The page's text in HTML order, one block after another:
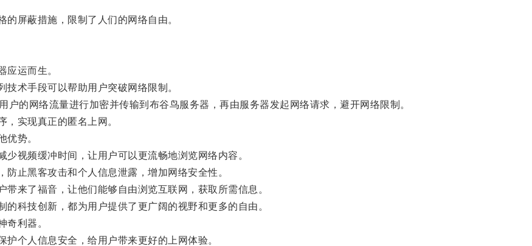
屏蔽措施，限制了人们的网络自由。
运而生。
术手段可以帮助用户突破网络限制。
的网络流量进行加密并传输到布谷鸟服务器，再由服务器发起网络请求，避开网络限制。
实现真正的匿名上网。
势。
视频缓冲时间，让用户可以更流畅地浏览网络内容。
止黑客攻击和个人信息泄露，增加网络安全性。
来了福音，让他们能够自由浏览互联网，获取所需信息。
科技创新，都为用户提供了更广阔的视野和更多的自由。
利器。
个人信息安全，给用户带来更好的上网体验。